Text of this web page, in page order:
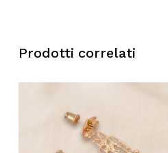
Prodotti correlati